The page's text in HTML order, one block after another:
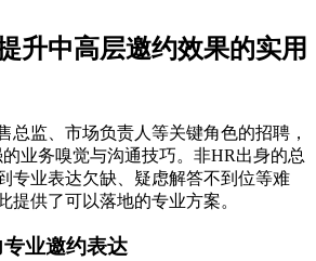
升中高层邀约效果的实用
总监、市场负责人等关键角色的招聘，
业务嗅觉与沟通技巧。非HR出身的总
专业表达欠缺、疑虑解答不到位等难
提供了可以落地的专业方案。
业邀约表达